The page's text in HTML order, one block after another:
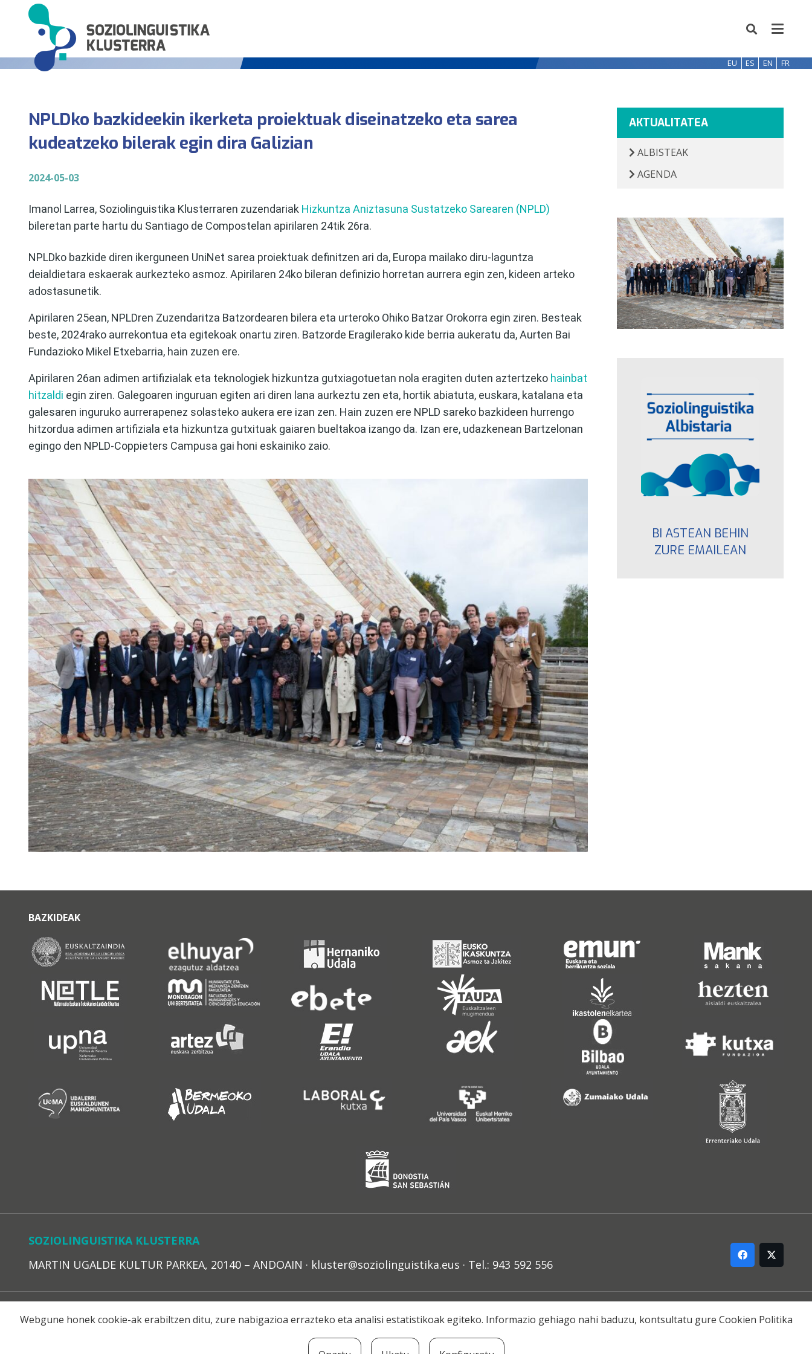
EU ES EN FR
NPLDko bazkideekin ikerketa proiektuak diseinatzeko eta sarea
kudeatzeko bilerak egin dira Galizian
2024-05-03
Imanol Larrea, Soziolinguistika Klusterraren zuzendariak Hizkuntza Aniztasuna Sustatzeko Sarearen (NPLD)
bileretan parte hartu du Santiago de Compostelan apirilaren 24tik 26ra.
NPLDko bazkide diren ikerguneen UniNet sarea proiektuak definitzen ari da, Europa mailako diru-laguntza
deialdietara eskaerak aurkezteko asmoz. Apirilaren 24ko bileran definizio horretan aurrera egin zen, kideen arteko
adostasunetik.
Apirilaren 25ean, NPLDren Zuzendaritza Batzordearen bilera eta urteroko Ohiko Batzar Orokorra egin ziren. Besteak
beste, 2024rako aurrekontua eta egitekoak onartu ziren. Batzorde Eragilerako kide berria aukeratu da, Aurten Bai
Fundazioko Mikel Etxebarria, hain zuzen ere.
Apirilaren 26an adimen artifizialak eta teknologiek hizkuntza gutxiagotuetan nola eragiten duten aztertzeko hainbat
hitzaldi egin ziren. Galegoaren inguruan egiten ari diren lana aurkeztu zen eta, hortik abiatuta, euskara, katalana eta
galesaren inguruko aurrerapenez solasteko aukera ere izan zen. Hain zuzen ere NPLD sareko bazkideen hurrengo
hitzordua adimen artifiziala eta hizkuntza gutxituak gaiaren bueltakoa izango da. Izan ere, udazkenean Bartzelonan
egingo den NPLD-Coppieters Campusa gai honi eskainiko zaio.
AKTUALITATEA
ALBISTEAK
AGENDA
BI ASTEAN BEHIN
ZURE EMAILEAN
BAZKIDEAK
SOZIOLINGUISTIKA KLUSTERRA
MARTIN UGALDE KULTUR PARKEA, 20140 – ANDOAIN · kluster@soziolinguistika.eus · Tel.: 943 592 556
© 2021 Soziolinguistika Klusterra
Webgune honek cookie-ak erabiltzen ditu, zure nabigazioa errazteko eta analisi estatistikoak egiteko. Informazio gehiago nahi baduzu, kontsultatu gure Cookien Politika